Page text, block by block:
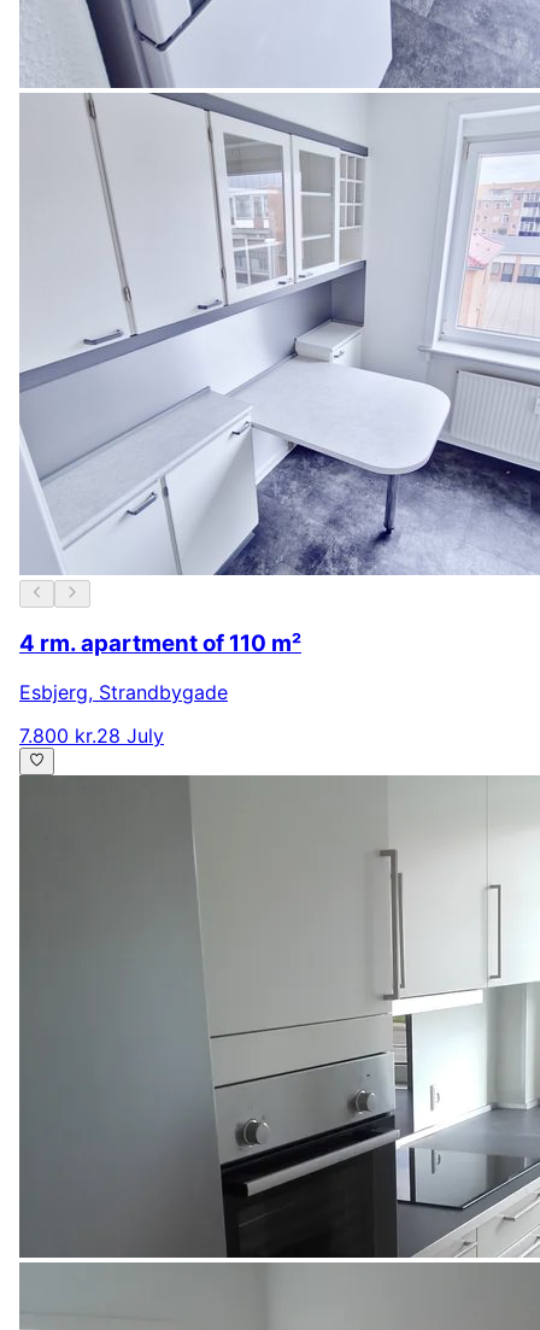
4 rm. apartment of 110 m²
Esbjerg, Strandbygade
7.800 kr.28 July